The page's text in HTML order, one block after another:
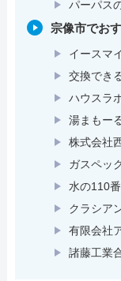
パーパス
宗像市でお
イースマ
交換でき
ハウスラ
湯まもー
株式会社
ガスペッ
水の110
クラシア
有限会社
諸藤工業